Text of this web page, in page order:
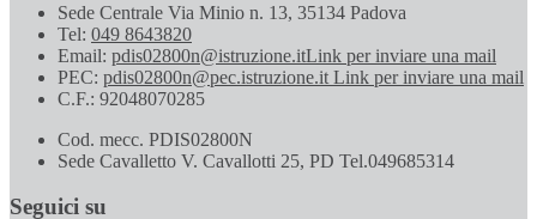
Sede Centrale Via Minio n. 13, 35134 Padova
Tel: 049 8643820
Email: pdis02800n@istruzione.itLink per inviare una mail
PEC: pdis02800n@pec.istruzione.it Link per inviare una mail
C.F.: 92048070285
Cod. mecc. PDIS02800N
Sede Cavalletto V. Cavallotti 25, PD Tel.049685314
Seguici su